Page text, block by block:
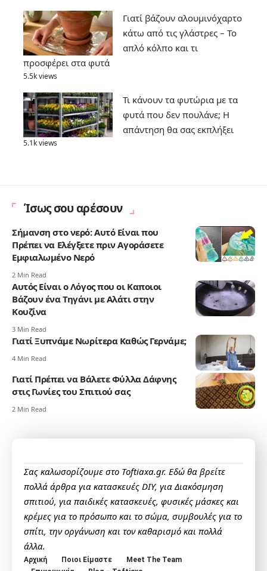
Γιατί βάζουν αλουμινόχαρτο
κάτω από τις γλάστρες – Το
απλό κόλπο και τι
προσφέρει στα φυτά
5.5k views
Τι κάνουν τα φυτώρια με τα
φυτά που δεν πουλάνε; Η
απάντηση θα σας εκπλήξει
5.1k views
Ίσως σου αρέσουν
Σήμανση στο νερό: Αυτό Είναι που
Πρέπει να Ελέγξετε πριν Αγοράσετε
Εμφιαλωμένο Νερό
2 Min Read
Αυτός Είναι ο Λόγος που οι Καποιοι
Βάζουν ένα Τηγάνι με Αλάτι στην
Κουζίνα
3 Min Read
Γιατί Ξυπνάμε Νωρίτερα Καθώς Γερνάμε;
4 Min Read
Γιατί Πρέπει να Βάλετε Φύλλα Δάφνης
στις Γωνίες του Σπιτιού σας
2 Min Read
Σας καλωσορίζουμε στο Toftiaxa.gr. Εδώ θα βρείτε
πολλά άρθρα για κατασκευές DIY, για Διακόσμηση
σπιτιού, για παιδικές κατασκευές, φυσικές μάσκες και
κρέμες για το πρόσωπο και το σώμα, συμβουλές για το
σπίτι, την οργάνωση και τον καθαρισμό και πολλά
άλλα.
Αρχική Ποιοι Είμαστε
Meet The Team